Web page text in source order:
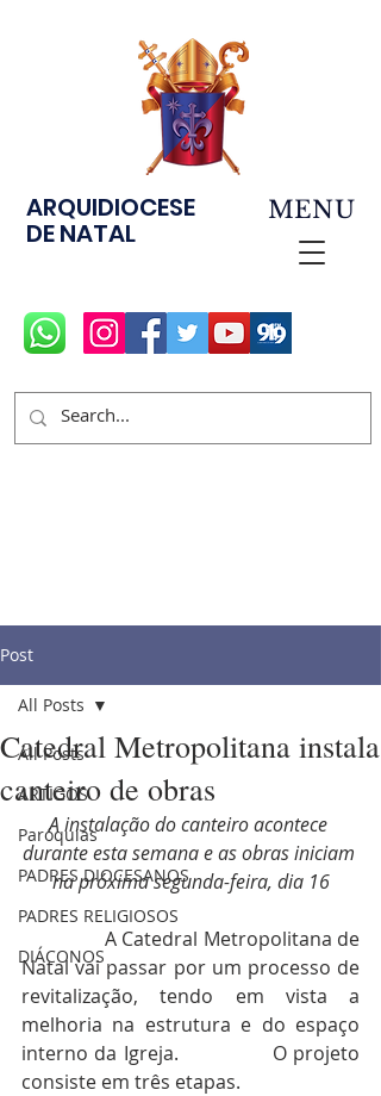
ARQUIDIOCESE
DE NATAL
MENU
Post
All Posts
ARTIGOS
Paróquias
PADRES DIOCESANOS
PADRES RELIGIOSOS
DIÁCONOS
All Posts
Catedral Metropolitana instala
canteiro de obras
A instalação do canteiro acontece
durante esta semana e as obras iniciam
na próxima segunda-feira, dia 16
Natal vai passar por um processo de
revitalização, tendo em vista a
melhoria na estrutura e do espaço
interno da Igreja.
O projeto
consiste em três etapas.